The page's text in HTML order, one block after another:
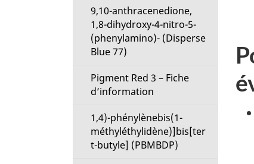
9,10-anthracenedione,
1,8-dihydroxy-4-nitro-5-
(phenylamino)- (Disperse
Blue 77)
Pigment Red 3 – Fiche
d’information
1,4)-phénylènebis(1-
méthyléthylidène)]bis[ter
t-butyle] (PBMBDP)